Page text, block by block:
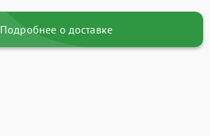
Подробнее о доставке